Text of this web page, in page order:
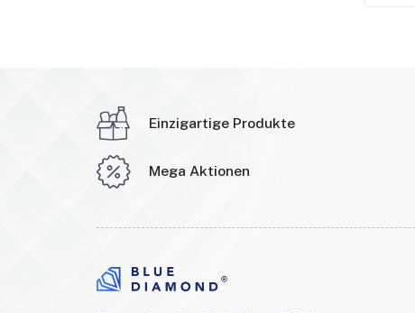
Einzigartige Produkte
Mega Aktionen